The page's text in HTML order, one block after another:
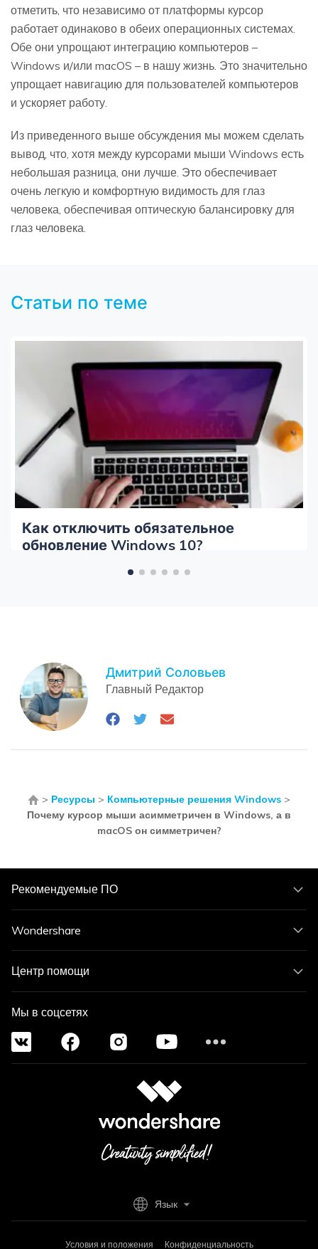
отметить, что независимо от платформы курсор
работает одинаково в обеих операционных системах.
Обе они упрощают интеграцию компьютеров –
Windows и/или macOS – в нашу жизнь. Это значительно
упрощает навигацию для пользователей компьютеров
и ускоряет работу.
Из приведенного выше обсуждения мы можем сделать
вывод, что, хотя между курсорами мыши Windows есть
небольшая разница, они лучше. Это обеспечивает
очень легкую и комфортную видимость для глаз
человека, обеспечивая оптическую балансировку для
глаз человека.
Статьи по теме
Как отключить обязательное
обновление Windows 10?
Дмитрий Соловьев
Главный Редактор
> Ресурсы > Компьютерные решения Windows >
Почему курсор мыши асимметричен в Windows, а в
macOS он симметричен?
Рекомендуемые ПО
Wondershare
Центр помощи
Мы в соцсетях
Условия и положения Конфиденциальность
Язык